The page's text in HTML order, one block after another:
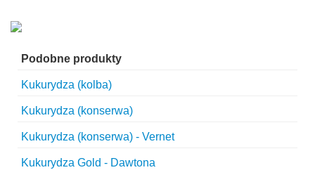
Podobne produkty
Kukurydza (kolba)
Kukurydza (konserwa)
Kukurydza (konserwa) - Vernet
Kukurydza Gold - Dawtona